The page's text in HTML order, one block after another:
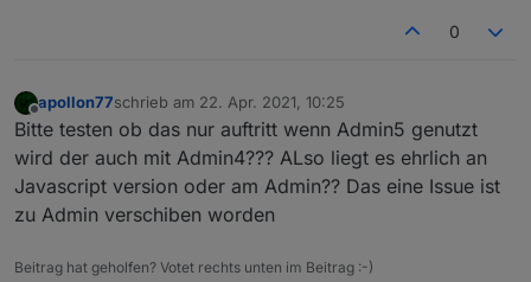
0
Offline
apollon77schrieb am 22. Apr. 2021, 10:25
zuletzt editiert von
Bitte testen ob das nur auftritt wenn Admin5 genutzt
wird der auch mit Admin4??? ALso liegt es ehrlich an
Javascript version oder am Admin?? Das eine Issue ist
zu Admin verschiben worden
Beitrag hat geholfen? Votet rechts unten im Beitrag :-)